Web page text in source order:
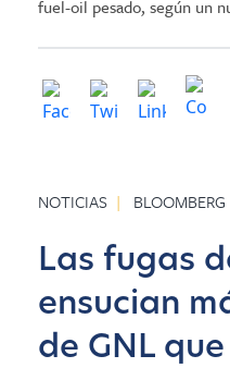
fuel-oil pesado, según un
NOTICIAS | BLOOMBERG
Las fugas
ensucian
de GNL